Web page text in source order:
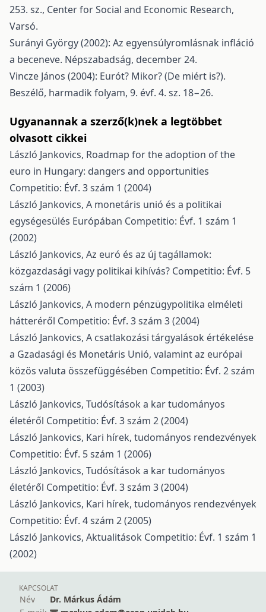
253. sz., Center for Social and Economic Research,
Varsó.
Surányi György (2002): Az egyensúlyromlásnak infláció
a beceneve. Népszabadság, december 24.
Vincze János (2004): Eurót? Mikor? (De miért is?).
Beszélő, harmadik folyam, 9. évf. 4. sz. 18−26.
Ugyanannak a szerző(k)nek a legtöbbet
olvasott cikkei
László Jankovics, Roadmap for the adoption of the
euro in Hungary: dangers and opportunities
Competitio: Évf. 3 szám 1 (2004)
László Jankovics, A monetáris unió és a politikai
egységesülés Európában Competitio: Évf. 1 szám 1
(2002)
László Jankovics, Az euró és az új tagállamok:
közgazdasági vagy politikai kihívás? Competitio: Évf. 5
szám 1 (2006)
László Jankovics, A modern pénzügypolitika elméleti
hátteréről Competitio: Évf. 3 szám 3 (2004)
László Jankovics, A csatlakozási tárgyalások értékelése
a Gzadasági és Monetáris Unió, valamint az európai
közös valuta összefüggésében Competitio: Évf. 2 szám
1 (2003)
László Jankovics, Tudósítások a kar tudományos
életéről Competitio: Évf. 3 szám 2 (2004)
László Jankovics, Kari hírek, tudományos rendezvények
Competitio: Évf. 5 szám 1 (2006)
László Jankovics, Tudósítások a kar tudományos
életéről Competitio: Évf. 3 szám 3 (2004)
László Jankovics, Kari hírek, tudományos rendezvények
Competitio: Évf. 4 szám 2 (2005)
László Jankovics, Aktualitások Competitio: Évf. 1 szám 1
(2002)
KAPCSOLAT
Név
Dr. Márkus Ádám